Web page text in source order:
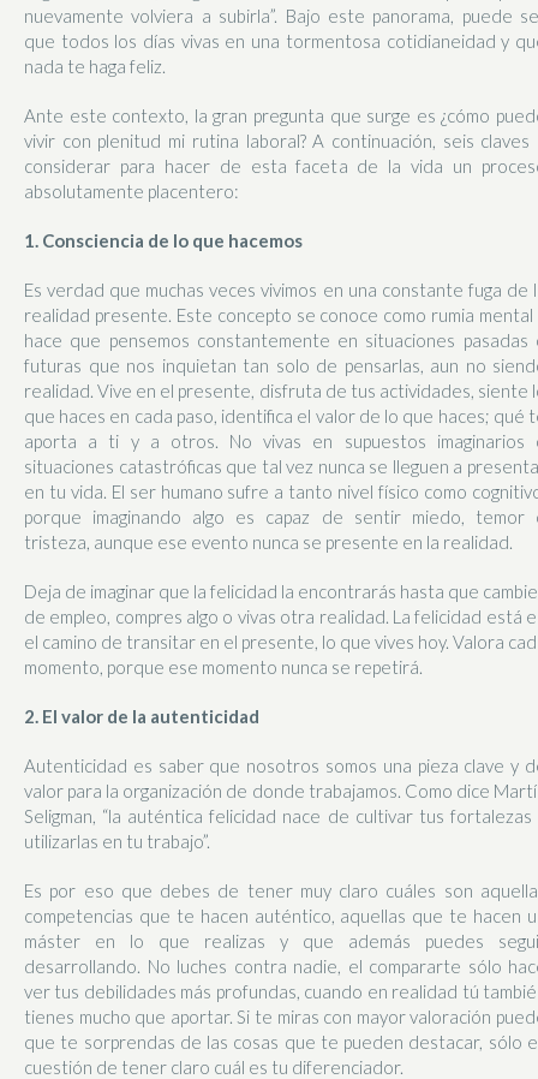
nuevamente volviera a subirla”. Bajo este panorama, puede
que todos los días vivas en una tormentosa cotidianeidad y
nada te haga feliz.
Ante este contexto, la gran pregunta que surge es ¿cómo
vivir con plenitud mi rutina laboral? A continuación, seis claves
considerar para hacer de esta faceta de la vida un
absolutamente placentero:
1. Consciencia de lo que hacemos
Es verdad que muchas veces vivimos en una constante fuga de
realidad presente. Este concepto se conoce como rumia mental
hace que pensemos constantemente en situaciones pasadas
futuras que nos inquietan tan solo de pensarlas, aun no
realidad. Vive en el presente, disfruta de tus actividades, siente
que haces en cada paso, identifica el valor de lo que haces; qué
aporta a ti y a otros. No vivas en supuestos imaginarios
situaciones catastróficas que tal vez nunca se lleguen a
en tu vida. El ser humano sufre a tanto nivel físico como
porque imaginando algo es capaz de sentir miedo, temor
tristeza, aunque ese evento nunca se presente en la realidad.
Deja de imaginar que la felicidad la encontrarás hasta que
de empleo, compres algo o vivas otra realidad. La felicidad está
el camino de transitar en el presente, lo que vives hoy. Valora
momento, porque ese momento nunca se repetirá.
2. El valor de la autenticidad
Autenticidad es saber que nosotros somos una pieza clave y
valor para la organización de donde trabajamos. Como dice
Seligman, “la auténtica felicidad nace de cultivar tus fortalezas
utilizarlas en tu trabajo”.
Es por eso que debes de tener muy claro cuáles son
competencias que te hacen auténtico, aquellas que te hacen
máster en lo que realizas y que además puedes
desarrollando. No luches contra nadie, el compararte sólo
ver tus debilidades más profundas, cuando en realidad tú
tienes mucho que aportar. Si te miras con mayor valoración
que te sorprendas de las cosas que te pueden destacar, sólo
cuestión de tener claro cuál es tu diferenciador.